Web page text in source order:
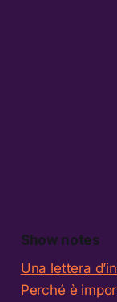
Show notes
Una lettera
Perché è